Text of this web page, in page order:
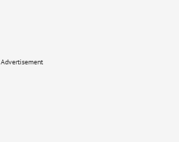
Advertisement